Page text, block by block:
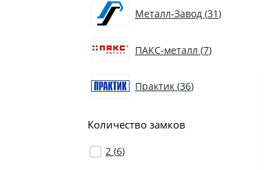
Металл-Завод (31)
ПАКС-металл (7)
Практик (36)
Количество замков
2 (6)